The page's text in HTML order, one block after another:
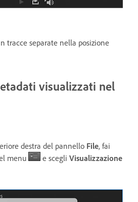
tracce separate nella posizione
visualizzati nel
destra del pannello File, fai
menu
e scegli Visualizzazione